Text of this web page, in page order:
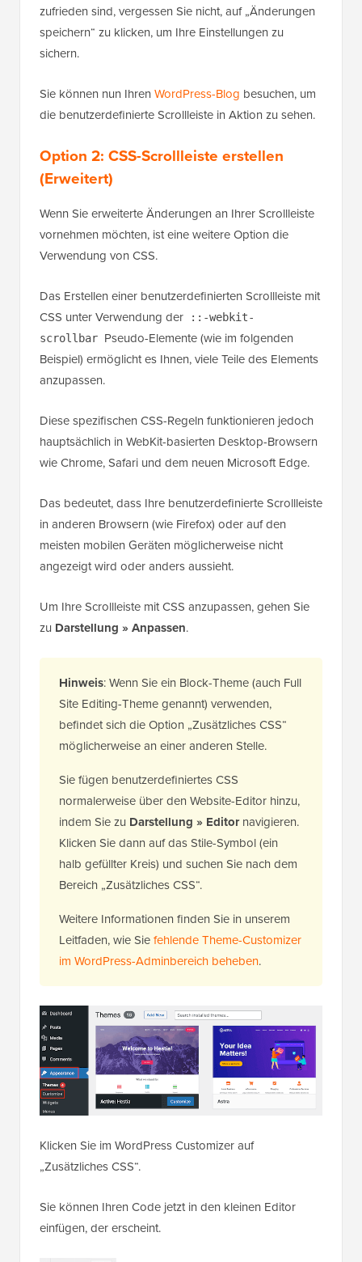
zufrieden sind, vergessen Sie nicht, auf „Änderungen
speichern“ zu klicken, um Ihre Einstellungen zu
sichern.
Sie können nun Ihren WordPress-Blog besuchen, um
die benutzerdefinierte Scrollleiste in Aktion zu sehen.
Option 2: CSS-Scrollleiste erstellen
(Erweitert)
Wenn Sie erweiterte Änderungen an Ihrer Scrollleiste
vornehmen möchten, ist eine weitere Option die
Verwendung von CSS.
Das Erstellen einer benutzerdefinierten Scrollleiste mit
CSS unter Verwendung der
::-webkit-
scrollbar Pseudo-Elemente (wie im folgenden
Beispiel) ermöglicht es Ihnen, viele Teile des Elements
anzupassen.
Diese spezifischen CSS-Regeln funktionieren jedoch
hauptsächlich in WebKit-basierten Desktop-Browsern
wie Chrome, Safari und dem neuen Microsoft Edge.
Das bedeutet, dass Ihre benutzerdefinierte Scrollleiste
in anderen Browsern (wie Firefox) oder auf den
meisten mobilen Geräten möglicherweise nicht
angezeigt wird oder anders aussieht.
Um Ihre Scrollleiste mit CSS anzupassen, gehen Sie
zu Darstellung » Anpassen.
Hinweis: Wenn Sie ein Block-Theme (auch Full
Site Editing-Theme genannt) verwenden,
befindet sich die Option „Zusätzliches CSS“
möglicherweise an einer anderen Stelle.
Sie fügen benutzerdefiniertes CSS
normalerweise über den Website-Editor hinzu,
indem Sie zu Darstellung » Editornavigieren.
Klicken Sie dann auf das Stile-Symbol (ein
halb gefüllter Kreis) und suchen Sie nach dem
Bereich „Zusätzliches CSS“.
Weitere Informationen finden Sie in unserem
Leitfaden, wie Siefehlende Theme-Customizer
im WordPress-Adminbereich beheben.
Klicken Sie im WordPress Customizer auf
„Zusätzliches CSS“.
Sie können Ihren Code jetzt in den kleinen Editor
einfügen, der erscheint.